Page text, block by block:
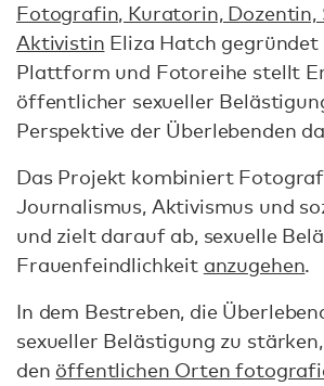
Fotografin, Kuratorin, Dozentin,
Aktivistin Eliza Hatch gegründet
Plattform und Fotoreihe stellt
öffentlicher sexueller
Perspektive der Überlebenden
Das Projekt kombiniert
Journalismus, Aktivismus und
und zielt darauf ab, sexuelle
Frauenfeindlichkeit anzugehen.
In dem Bestreben, die
sexueller Belästigung zu
den öffentlichen Orten